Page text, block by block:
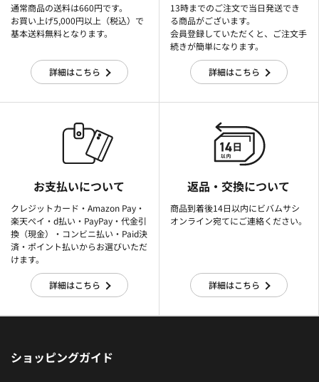
通常商品の送料は660円です。
お買い上げ5,000円以上（税込）で
基本送料無料となります。
詳細はこちら
13時までのご注文で当日発送でき
る商品がございます。
会員登録していただくと、ご注文手
続きが簡単になります。
詳細はこちら
お支払いについて
クレジットカード・Amazon Pay・
楽天ぺイ・d払い・PayPay・代金引
換（現金）・コンビニ払い・Paid決
済・ポイント払いからお選びいただ
けます。
詳細はこちら
返品・交換について
商品到着後14日以内にビバムサシ
オンライン宛てにご連絡ください。
詳細はこちら
ショッピングガイド